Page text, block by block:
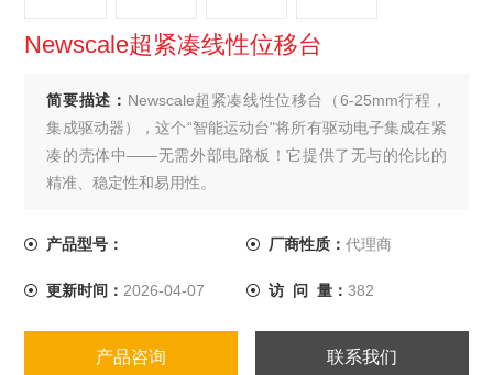
Newscale超紧凑线性位移台
简要描述： Newscale超紧凑线性位移台（6-25mm行程，
集成驱动器），这个“智能运动台"将所有驱动电子集成在紧
凑的壳体中——无需外部电路板！它提供了无与的伦比的
精准、稳定性和易用性。
产品型号： 厂商性质： 代理商
更新时间： 2026-04-07 访 问 量： 382
产品咨询 联系我们